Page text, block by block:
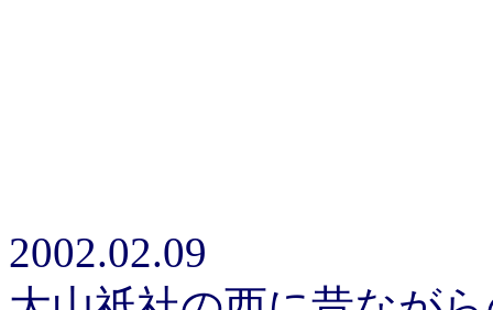
2002.02.09